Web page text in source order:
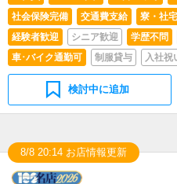
社会保険完備
交通費支給 寮・社
経験者歓迎
シニア歓迎 学歴不問
車･バイク通勤可
制服貸与 入社祝
検討中に追加
8/8 20:14 お店情報更新